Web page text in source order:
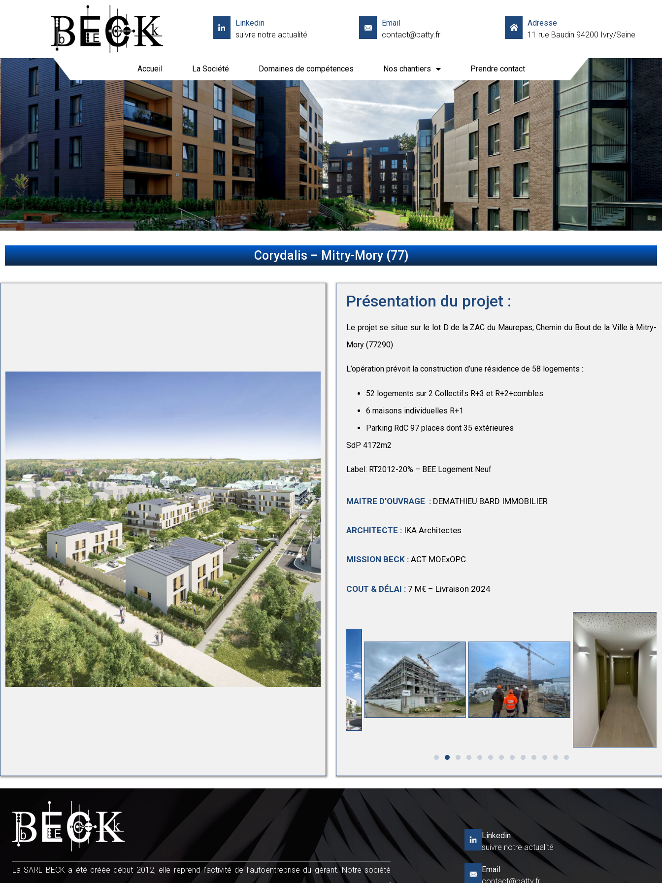
Linkedin
suivre notre actualité
Email
contact@batty.fr
Adresse
11 rue Baudin 94200 Ivry/Seine
Accueil La Société Domaines de compétences Nos chantiers Prendre contact
Corydalis – Mitry-Mory (77)
Présentation du projet :
Le projet se situe sur le lot D de la ZAC du Maurepas, Chemin du Bout de la Ville à Mitry-
Mory (77290)
L’opération prévoit la construction d’une résidence de 58 logements :
52 logements sur 2 Collectifs R+3 et R+2+combles
6 maisons individuelles R+1
Parking RdC 97 places dont 35 extérieures
SdP 4172m2
Label: RT2012-20% – BEE Logement Neuf
MAITRE D’OUVRAGE : DEMATHIEU BARD IMMOBILIER
ARCHITECTE : IKA Architectes
MISSION BECK : ACT MOExOPC
COUT & DÉLAI : 7 M€ – Livraison 2024
La SARL BECK a été créée début 2012, elle reprend l’activité de l’autoentreprise du gérant. Notre société
Linkedin
suivre notre actualité
Email